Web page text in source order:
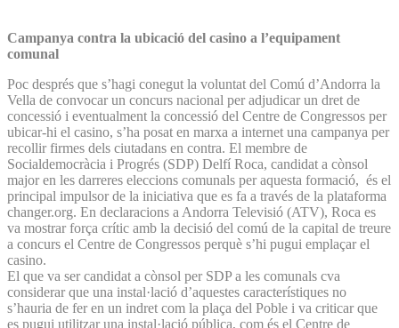
Campanya contra la ubicació del casino a l’equipament
comunal
Poc després que s’hagi conegut la voluntat del Comú d’Andorra la
Vella de convocar un concurs nacional per adjudicar un dret de
concessió i eventualment la concessió del Centre de Congressos per
ubicar-hi el casino, s’ha posat en marxa a internet una campanya per
recollir firmes dels ciutadans en contra. El membre de
Socialdemocràcia i Progrés (SDP) Delfí Roca, candidat a cònsol
major en les darreres eleccions comunals per aquesta formació, és el
principal impulsor de la iniciativa que es fa a través de la plataforma
changer.org. En declaracions a Andorra Televisió (ATV), Roca es
va mostrar força crític amb la decisió del comú de la capital de treure
a concurs el Centre de Congressos perquè s’hi pugui emplaçar el
casino.
El que va ser candidat a cònsol per SDP a les comunals cva
considerar que una instal·lació d’aquestes característiques no
s’hauria de fer en un indret com la plaça del Poble i va criticar que
es pugui utilitzar una instal·lació pública, com és el Centre de